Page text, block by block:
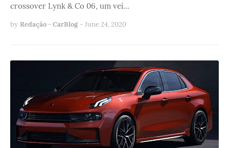
crossover Lynk & Co 06, um veí…
by Redação - CarBlog - June 24, 2020